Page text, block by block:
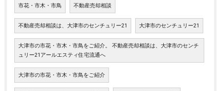
市花・市木・市鳥 不動産売却相談
不動産売却相談は、大津市のセンチュリー21 大津市のセンチュリー21
大津市の市花・市木・市鳥をご紹介。 不動産売却相談は、大津市のセンチ
ュリー21アールエスティ住宅流通へ
大津市の市花・市木・市鳥をご紹介